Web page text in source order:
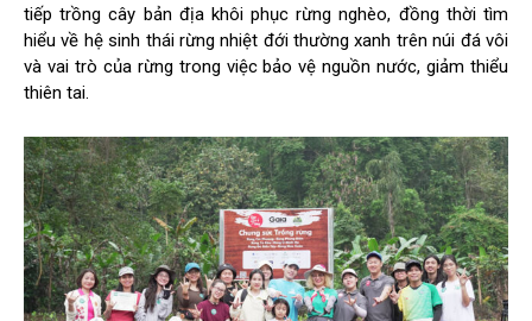
tiếp trồng cây bản địa khôi phục rừng nghèo, đồng thời tìm
hiểu về hệ sinh thái rừng nhiệt đới thường xanh trên núi đá vôi
và vai trò của rừng trong việc bảo vệ nguồn nước, giảm thiểu
thiên tai.